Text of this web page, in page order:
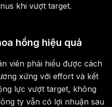
khi vượt target.
hồng hiệu quả
viên phải hiểu được cách
xứng với effort và kết
lực vượt target, không
ty vẫn có lợi nhuận sau